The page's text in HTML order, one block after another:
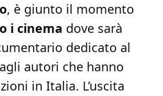
, è giunto il momento
i cinema dove sarà
dedicato al
autori che hanno
in Italia. L’uscita